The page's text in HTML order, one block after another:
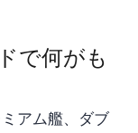
で何がも
アム艦、ダブ